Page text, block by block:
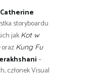
Catherine
storyboardu
jakKot w
oraz Kung Fu
–
członek Visual